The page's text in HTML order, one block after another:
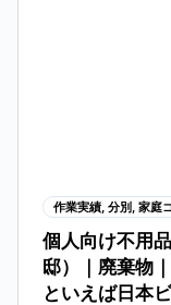
作業実績, 分別 , 家庭
個人向け不用
邸）｜廃棄物
といえば日